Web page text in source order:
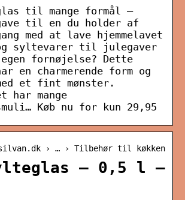
til mange formål –
til en du holder af
med at lave hjemmelavet
og syltevarer til julegaver
fornøjelse? Dette
en charmerende form og
et fint mønster.
har mange
Køb nu for kun 29,95
› … › Tilbehør til køkken
– 0,5 l –